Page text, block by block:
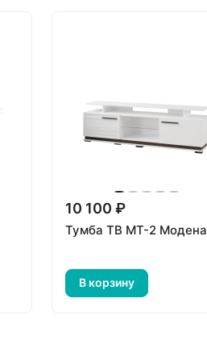
10 100 ₽
Тумба ТВ МТ-2 Модена
В корзину